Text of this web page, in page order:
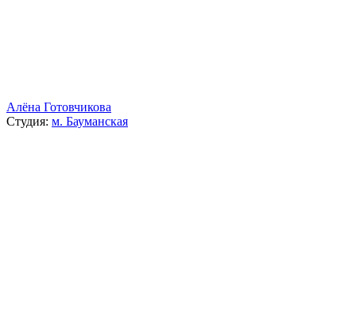
Алёна Готовчикова
Студия: м. Бауманская